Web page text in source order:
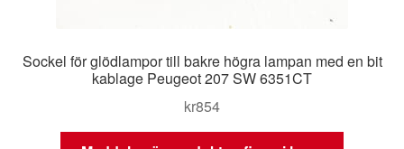
Sockel för glödlampor till bakre högra lampan med en bit
kablage Peugeot 207 SW 6351CT
kr854